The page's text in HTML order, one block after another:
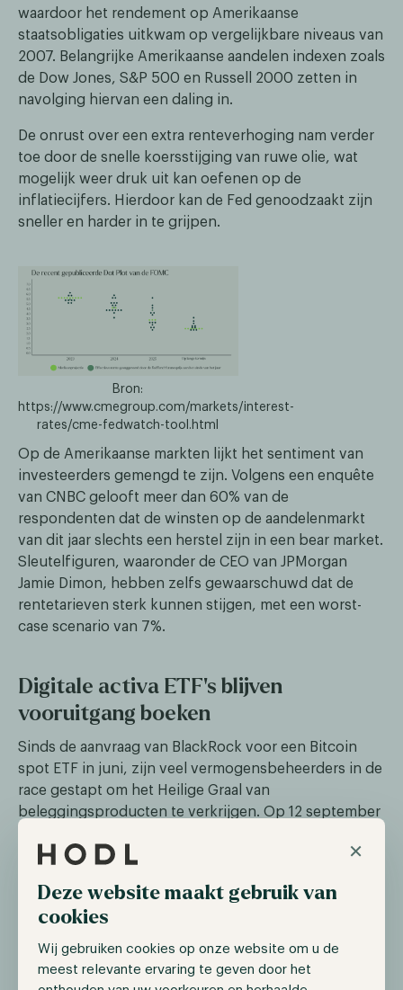
×
Deze website maakt gebruik van
cookies
Wij gebruiken cookies op onze website om u de
meest relevante ervaring te geven door het
waardoor het rendement op Amerikaanse
staatsobligaties uitkwam op vergelijkbare niveaus van
2007. Belangrijke Amerikaanse aandelen indexen zoals
de Dow Jones, S&P 500 en Russell 2000 zetten in
navolging hiervan een daling in.
De onrust over een extra renteverhoging nam verder
toe door de snelle koersstijging van ruwe olie, wat
mogelijk weer druk uit kan oefenen op de
inflatiecijfers. Hierdoor kan de Fed genoodzaakt zijn
sneller en harder in te grijpen.
Bron:
https://www.cmegroup.com/markets/interest-
rates/cme-fedwatch-tool.html
Op de Amerikaanse markten lijkt het sentiment van
investeerders gemengd te zijn. Volgens een enquête
van CNBC gelooft meer dan 60% van de
respondenten dat de winsten op de aandelenmarkt
van dit jaar slechts een herstel zijn in een bear market.
Sleutelfiguren, waaronder de CEO van JPMorgan
Jamie Dimon, hebben zelfs gewaarschuwd dat de
rentetarieven sterk kunnen stijgen, met een worst-
case scenario van 7%.
Digitale activa ETF's blijven
vooruitgang boeken
Sinds de aanvraag van BlackRock voor een Bitcoin
spot ETF in juni, zijn veel vermogensbeheerders in de
race gestapt om het Heilige Graal van
beleggingsproducten te verkrijgen. Op 12 september
vermogensbeheer met $1,5 biljoen aan beheerde
een Bitcoin spot ETF. Een opmerkelijk aspect van de
aanvraag is dat de cryptocurrency-beurs Coinbase
opnieuw wordt genoemd als bewaarder, waardoor het
bedrijf actief betrokken is bij bijna elke ETF-aanvraag.